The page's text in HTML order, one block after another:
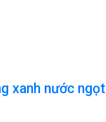
xanh nước ngọt